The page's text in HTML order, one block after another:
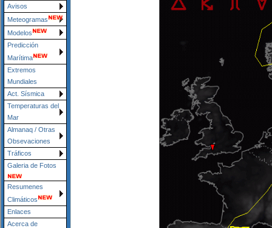
Avisos
Meteogramas
Modelos
Predicción
Marítima
Extremos
Mundiales
Act. Sísmica
Temperaturas del
Mar
Almanaq / Otras
Obsevaciones
Tráficos
Galeria de Fotos
Resumenes
Climáticos
Enlaces
Acerca de